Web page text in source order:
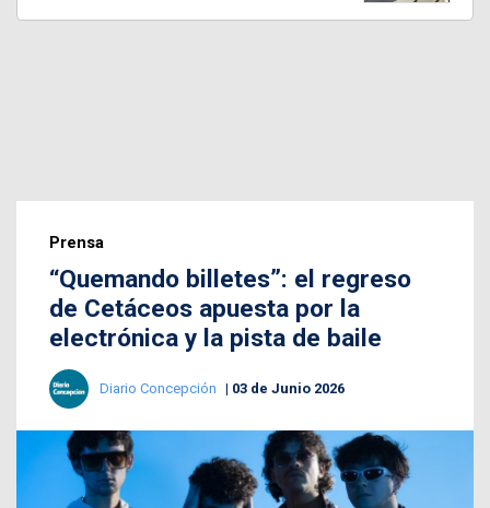
Prensa
“Quemando billetes”: el regreso
de Cetáceos apuesta por la
electrónica y la pista de baile
Diario Concepción 03 de Junio 2026